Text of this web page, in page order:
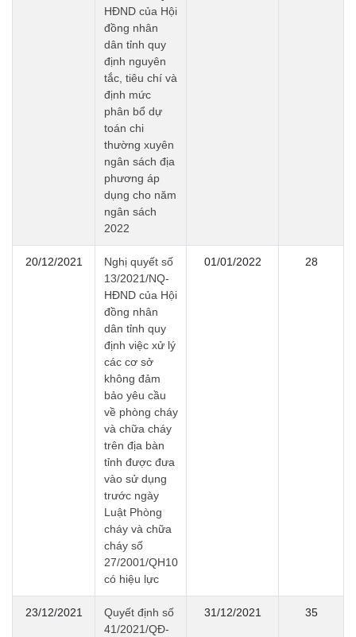
HĐND của Hội
đồng nhân
dân tỉnh quy
định nguyên
tắc, tiêu chí và
định mức
phân bổ dự
toán chi
thường xuyên
ngân sách địa
phương áp
dụng cho năm
ngân sách
2022
20/12/2021
Nghị quyết số
13/2021/NQ-
HĐND của Hội
đồng nhân
dân tỉnh quy
định việc xử lý
các cơ sở
không đảm
bảo yêu cầu
về phòng cháy
và chữa cháy
trên địa bàn
tỉnh được đưa
vào sử dụng
trước ngày
Luật Phòng
cháy và chữa
cháy số
27/2001/QH10
có hiệu lực
01/01/2022 28
23/12/2021
Quyết định số
41/2021/QĐ-
31/12/2021 35